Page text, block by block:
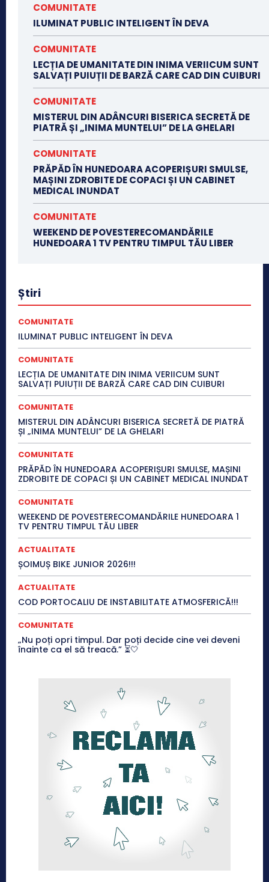
COMUNITATE
ILUMINAT PUBLIC INTELIGENT ÎN DEVA
COMUNITATE
LECȚIA DE UMANITATE DIN INIMA VERIICUM SUNT
SALVAȚI PUIUȚII DE BARZĂ CARE CAD DIN CUIBURI
COMUNITATE
MISTERUL DIN ADÂNCURI BISERICA SECRETĂ DE
PIATRĂ ȘI „INIMA MUNTELUI” DE LA GHELARI
COMUNITATE
PRĂPĂD ÎN HUNEDOARA ACOPERIȘURI SMULSE,
MAȘINI ZDROBITE DE COPACI ȘI UN CABINET
MEDICAL INUNDAT
COMUNITATE
WEEKEND DE POVESTERECOMANDĂRILE
HUNEDOARA 1 TV PENTRU TIMPUL TĂU LIBER
Știri
COMUNITATE
ILUMINAT PUBLIC INTELIGENT ÎN DEVA
COMUNITATE
LECȚIA DE UMANITATE DIN INIMA VERIICUM SUNT
SALVAȚI PUIUȚII DE BARZĂ CARE CAD DIN CUIBURI
COMUNITATE
MISTERUL DIN ADÂNCURI BISERICA SECRETĂ DE PIATRĂ
ȘI „INIMA MUNTELUI” DE LA GHELARI
COMUNITATE
PRĂPĂD ÎN HUNEDOARA ACOPERIȘURI SMULSE, MAȘINI
ZDROBITE DE COPACI ȘI UN CABINET MEDICAL INUNDAT
COMUNITATE
WEEKEND DE POVESTERECOMANDĂRILE HUNEDOARA 1
TV PENTRU TIMPUL TĂU LIBER
ACTUALITATE
ȘOIMUȘ BIKE JUNIOR 2026!!!
ACTUALITATE
COD PORTOCALIU DE INSTABILITATE ATMOSFERICĂ!!!
COMUNITATE
„Nu poți opri timpul. Dar poți decide cine vei deveni
înainte ca el să treacă.” ⏳🤍